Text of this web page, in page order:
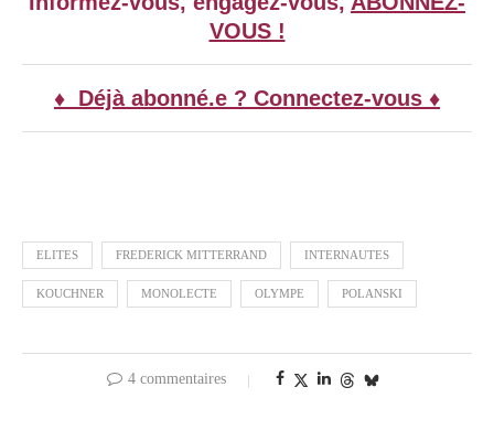
VOUS !
♦ Déjà abonné.e ? Connectez-vous ♦
ELITES FREDERICK MITTERRAND INTERNAUTES
KOUCHNER MONOLECTE OLYMPE POLANSKI
4 commentaires